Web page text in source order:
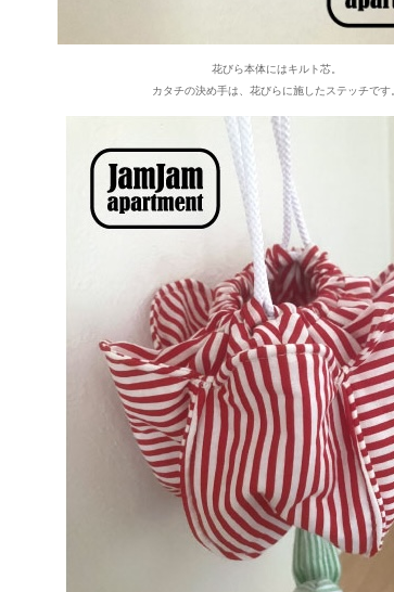
花びら本体にはキルト芯。
カタチの決め手は、花びらに施したステッチです